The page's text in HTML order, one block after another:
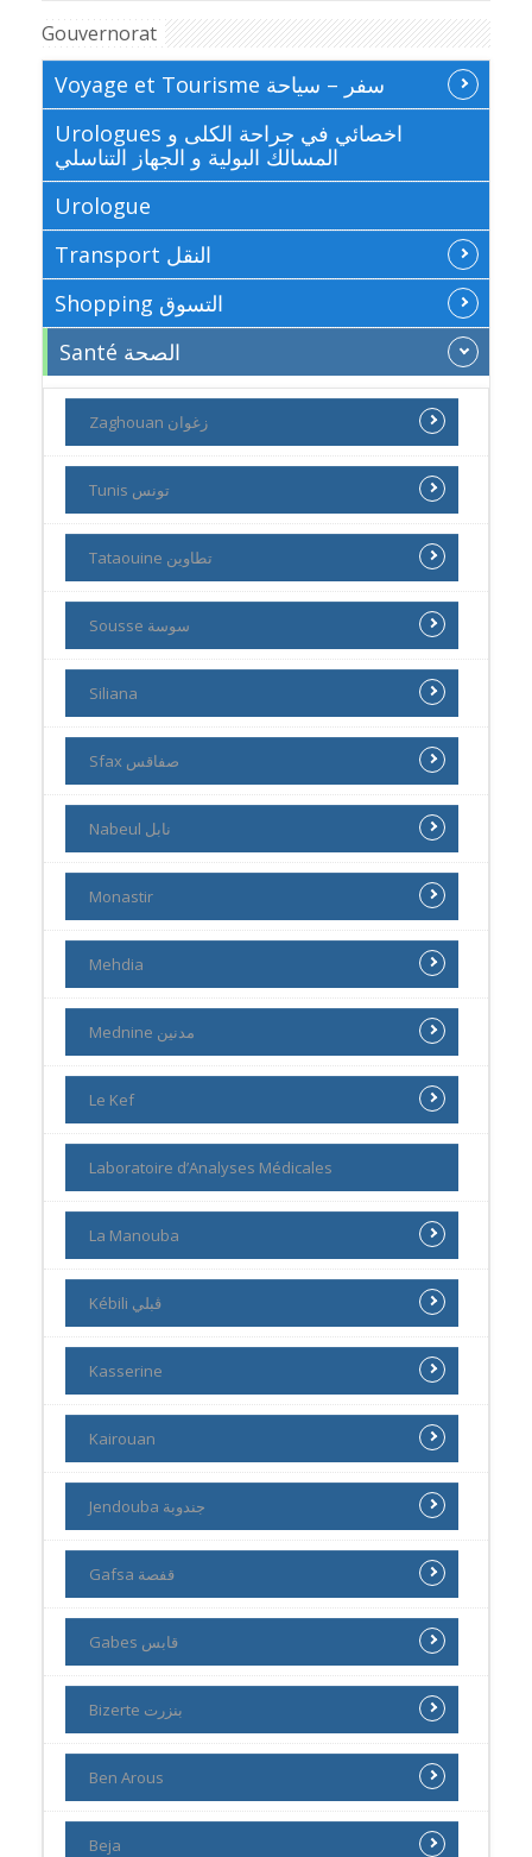
Gouvernorat
Voyage et Tourisme سفر – سياحة
Urologues اخصائي في جراحة الكلى و
المسالك البولية و الجهاز التناسلي
Urologue
Transport النقل
Shopping التسوق
Santé الصحة
Zaghouan زغوان
Tunis تونس
Tataouine تطاوين
Sousse سوسة
Siliana
Sfax صفاقس
Nabeul نابل
Monastir
Mehdia
Mednine مدنين
Le Kef
Laboratoire d’Analyses Médicales
La Manouba
Kébili ڨبلي
Kasserine
Kairouan
Jendouba جندوبة
Gafsa قفصة
Gabes قابس
Bizerte بنزرت
Ben Arous
Beja